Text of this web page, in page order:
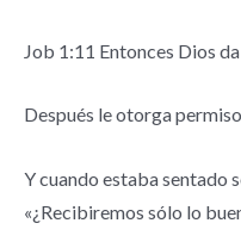
Job 1:11 Entonces Dios
Después le otorga
Y cuando estaba sentado
«¿Recibiremos sólo lo